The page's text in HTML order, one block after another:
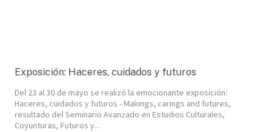
Exposición: Haceres, cuidados y futuros
Del 23 al 30 de mayo se realizó la emocionante exposición:
Haceres, cuidados y futuros - Makings, carings and futures,
resultado del Seminario Avanzado en Estudios Culturales,
Coyunturas, Futuros y...